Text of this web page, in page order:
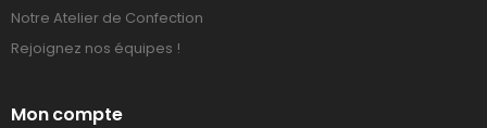
Notre Atelier de Confection
Rejoignez nos équipes !
Mon compte